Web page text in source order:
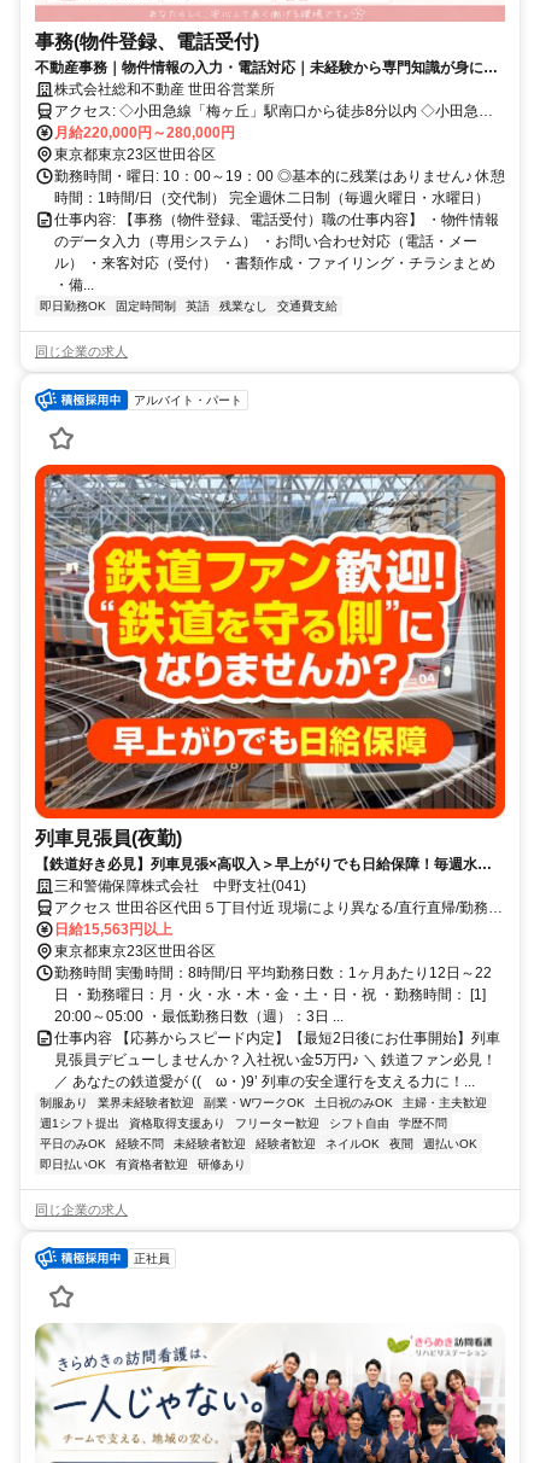
事務(物件登録、電話受付)
不動産事務｜物件情報の入力・電話対応｜未経験から専門知識が身につ
く 株式会社総和不動産 世田谷営業所
アクセス: ◇小田急線「梅ヶ丘」駅南口から徒歩8分以内 ◇小田急線
「世田谷代田」駅西口から徒歩5分以内
月給220,000円～280,000円
東京都東京23区世田谷区
勤務時間・曜日: 10：00～19：00 ◎基本的に残業はありません♪ 休憩
時間：1時間/日（交代制） 完全週休二日制（毎週火曜日・水曜日）
仕事内容: 【事務（物件登録、電話受付）職の仕事内容】 ・物件情報
のデータ入力（専用システム） ・お問い合わせ対応（電話・メー
ル） ・来客対応（受付） ・書類作成・ファイリング・チラシまとめ
・備...
即日勤務OK 固定時間制 英語 残業なし 交通費支給
同じ企業の求人
アルバイト・パート
列車見張員(夜勤)
【鉄道好き必見】列車見張×高収入＞早上がりでも日給保障！毎週水曜
が給料日！日払いもOK！
三和警備保障株式会社 中野支社(041)
アクセス 世田谷区代田５丁目付近 現場により異なる/直行直帰/勤務地
相談可 ■電話面接■来社不要■即日勤務
日給15,563円以上
東京都東京23区世田谷区
勤務時間 実働時間：8時間/日 平均勤務日数：1ヶ月あたり12日～22
日 ・勤務曜日：月・火・水・木・金・土・日・祝 ・勤務時間： [1]
20:00～05:00 ・最低勤務日数（週）：3日 ...
仕事内容 【応募からスピード内定】【最短2日後にお仕事開始】列車
見張員デビューしませんか？入社祝い金5万円♪ ＼ 鉄道ファン必見！
／ あなたの鉄道愛が ((ゝω・)9’ 列車の安全運行を支える力に！...
制服あり 業界未経験者歓迎 副業・WワークOK 土日祝のみOK
主婦・主夫歓迎
週1シフト提出
資格取得支援あり フリーター歓迎 シフト自由
学歴不問
平日のみOK
経験不問 未経験者歓迎 経験者歓迎 ネイルOK 夜間
週払いOK
即日払いOK
有資格者歓迎 研修あり
同じ企業の求人
正社員